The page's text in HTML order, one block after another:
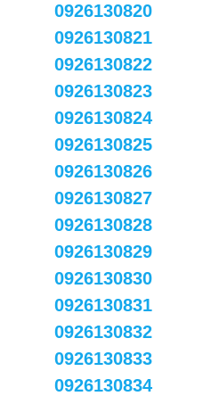
0926130820
0926130821
0926130822
0926130823
0926130824
0926130825
0926130826
0926130827
0926130828
0926130829
0926130830
0926130831
0926130832
0926130833
0926130834